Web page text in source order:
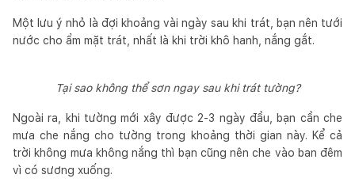
Một lưu ý nhỏ là đợi khoảng vài ngày sau khi trát, bạn nên tưới
nước cho ẩm mặt trát, nhất là khi trời khô hanh, nắng gắt.
Tại sao không thể sơn ngay sau khi trát tường?
Ngoài ra, khi tường mới xây được 2-3 ngày đầu, bạn cần che
mưa che nắng cho tường trong khoảng thời gian này. Kể cả
trời không mưa không nắng thì bạn cũng nên che vào ban đêm
vì có sương xuống.